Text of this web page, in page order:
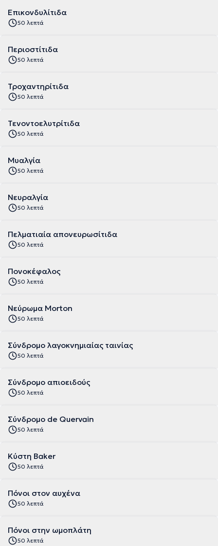
Επικονδυλίτιδα
50 λεπτά
Περιοστίτιδα
50 λεπτά
Τροχαντηρίτιδα
50 λεπτά
Τενοντοελυτρίτιδα
50 λεπτά
Μυαλγία
50 λεπτά
Νευραλγία
50 λεπτά
Πελματιαία απονευρωσίτιδα
50 λεπτά
Πονοκέφαλος
50 λεπτά
Νεύρωμα Morton
50 λεπτά
Σύνδρομο λαγοκνημιαίας ταινίας
50 λεπτά
Σύνδρομο απιοειδούς
50 λεπτά
Σύνδρομο de Quervain
50 λεπτά
Κύστη Baker
50 λεπτά
Πόνοι στον αυχένα
50 λεπτά
Πόνοι στην ωμοπλάτη
50 λεπτά